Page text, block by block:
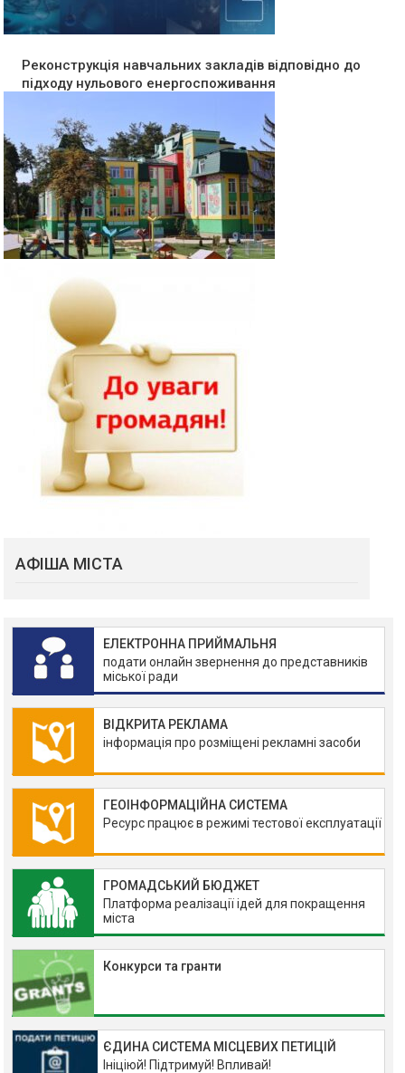
Реконструкція навчальних закладів відповідно до
підходу нульового енергоспоживання
АФІША МІСТА
ЕЛЕКТРОННА ПРИЙМАЛЬНЯ
подати онлайн звернення до представників
міської ради
ВІДКРИТА РЕКЛАМА
інформація про розміщені рекламні засоби
ГЕОІНФОРМАЦІЙНА СИСТЕМА
Ресурс працює в режимі тестової експлуатації
ГРОМАДСЬКИЙ БЮДЖЕТ
Платформа реалізації ідей для покращення
міста
Конкурси та гранти
ЄДИНА СИСТЕМА МІСЦЕВИХ ПЕТИЦІЙ
Ініціюй! Підтримуй! Впливай!